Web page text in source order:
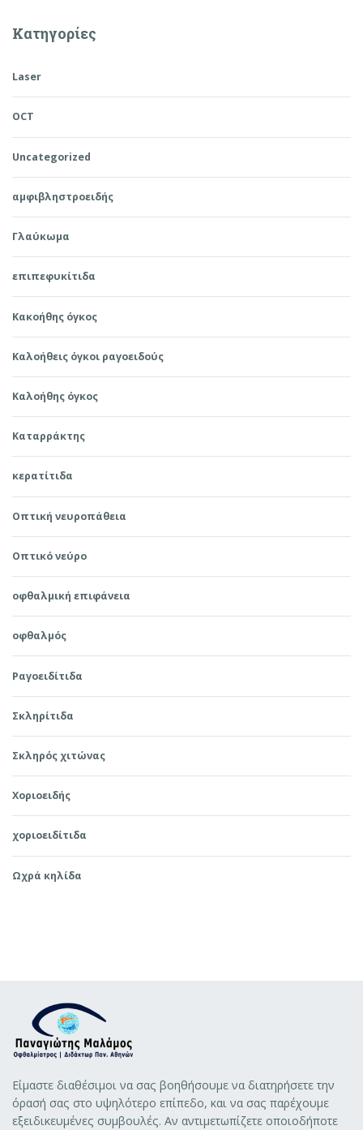
Kατηγορίες
Laser
OCT
Uncategorized
αμφιβληστροειδής
Γλαύκωμα
επιπεφυκίτιδα
Κακοήθης όγκος
Καλοήθεις όγκοι ραγοειδούς
Καλοήθης όγκος
Καταρράκτης
κερατίτιδα
Οπτική νευροπάθεια
Οπτικό νεύρο
οφθαλμική επιφάνεια
οφθαλμός
Ραγοειδίτιδα
Σκληρίτιδα
Σκληρός χιτώνας
Χοριοειδής
χοριοειδίτιδα
Ωχρά κηλίδα
Είμαστε διαθέσιμοι να σας βοηθήσουμε να διατηρήσετε την
όρασή σας στο υψηλότερο επίπεδο, και να σας παρέχουμε
εξειδικευμένες συμβουλές. Αν αντιμετωπίζετε οποιοδήποτε